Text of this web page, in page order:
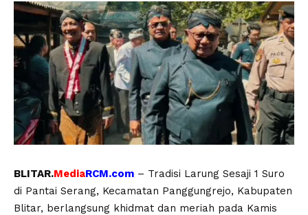
BLITAR.MediaRCM.com – Tradisi Larung Sesaji 1 Suro
di Pantai Serang, Kecamatan Panggungrejo, Kabupaten
Blitar, berlangsung khidmat dan meriah pada Kamis